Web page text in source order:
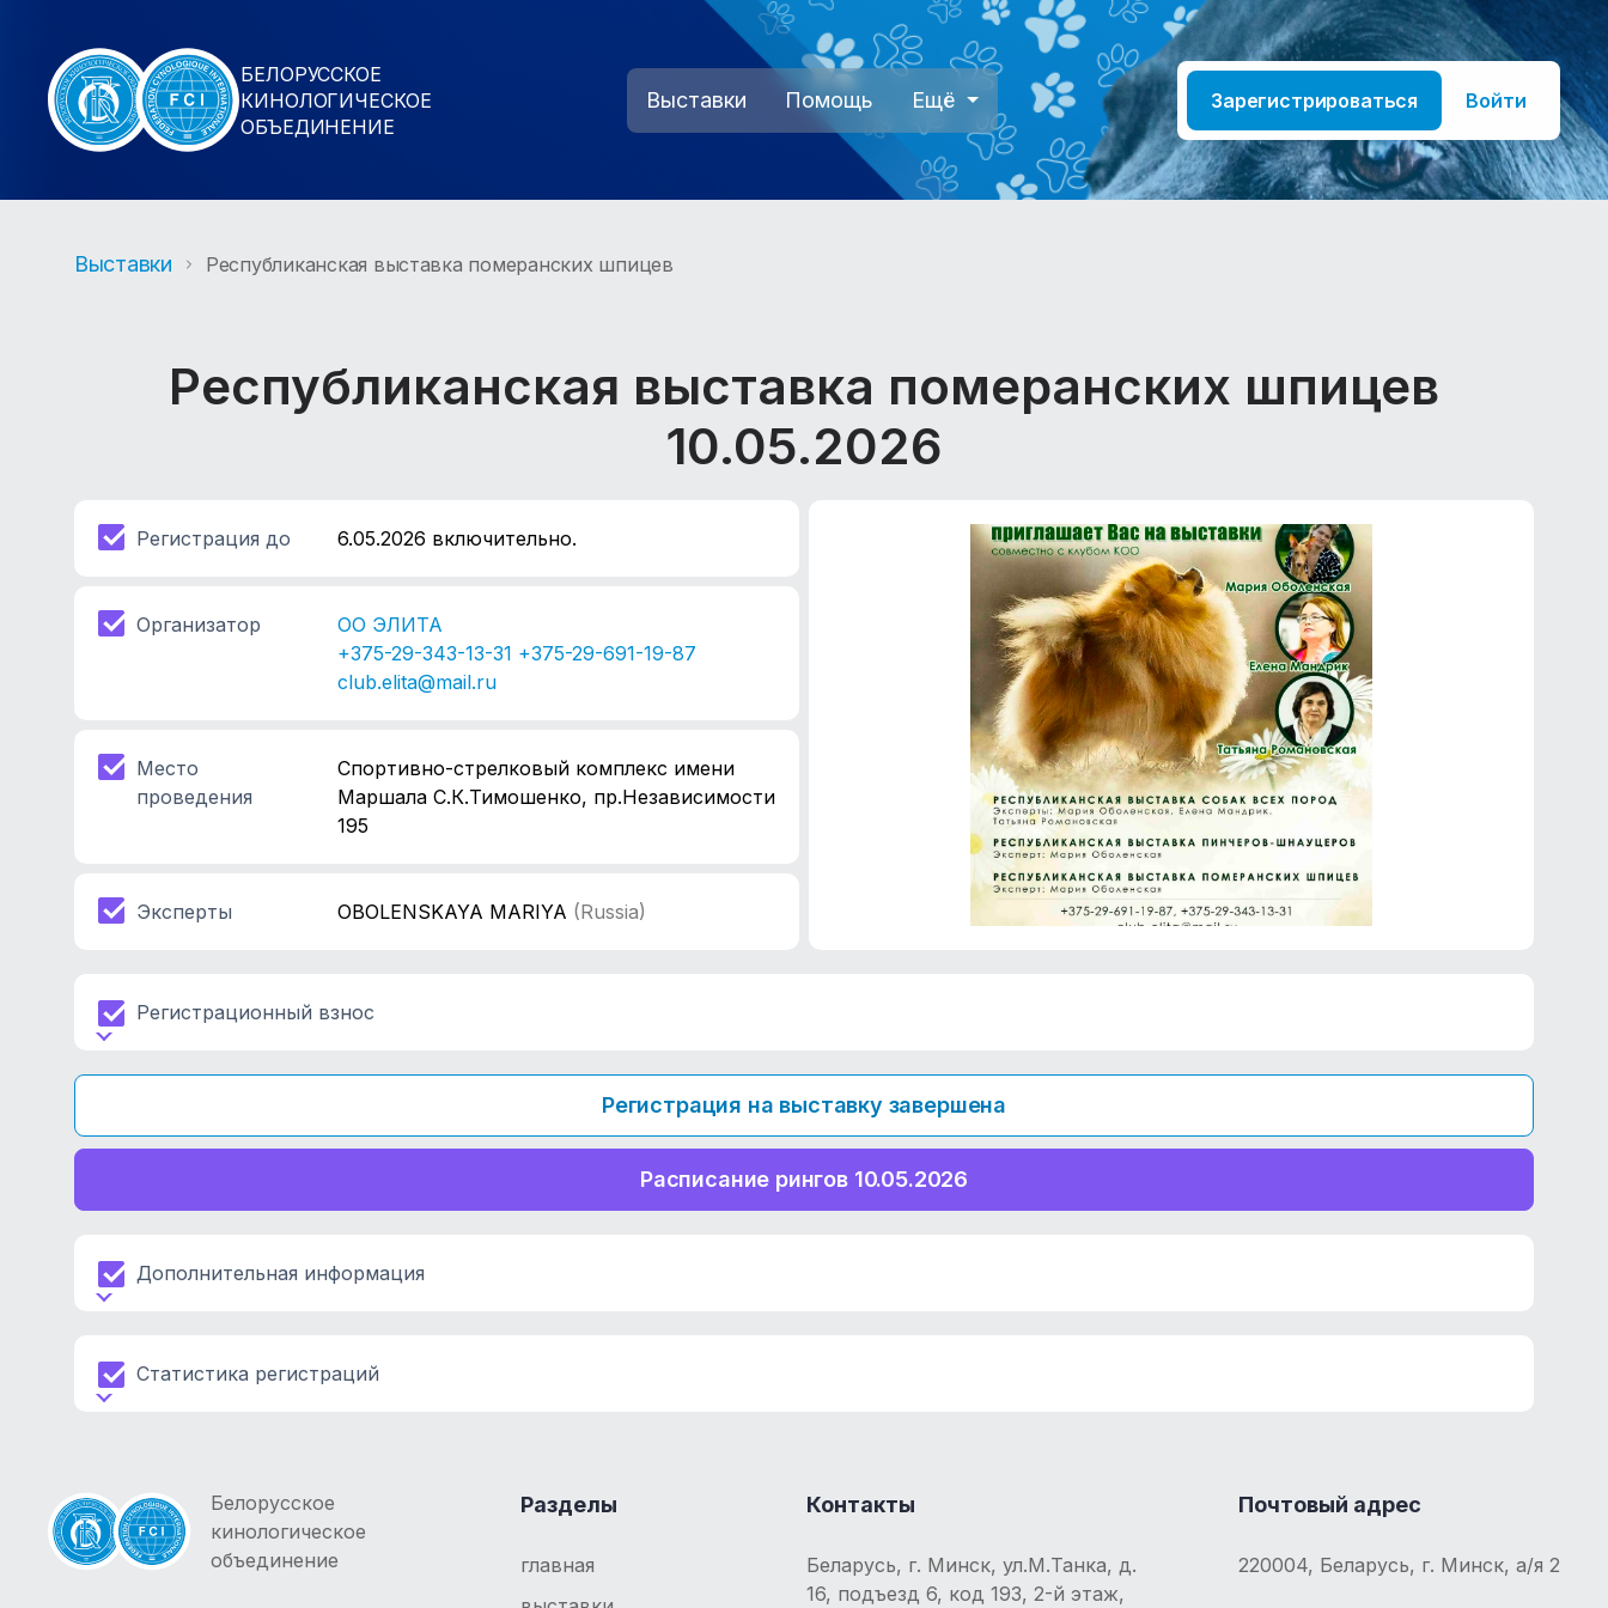
БЕЛОРУССКОЕ
КИНОЛОГИЧЕСКОЕ
ОБЪЕДИНЕНИЕ
Выставки Помощь Ещё Зарегистрироваться Войти
Выставки Республиканская выставка померанских шпицев
Республиканская выставка померанских шпицев
10.05.2026
Регистрация до 6.05.2026 включительно.
Организатор
ОО ЭЛИТА
+375-29-343-13-31 +375-29-691-19-87
club.elita@mail.ru
Место
проведения
Спортивно-стрелковый комплекс имени
Маршала С.К.Тимошенко, пр.Независимости
195
Эксперты OBOLENSKAYA MARIYA (Russia)
Регистрационный взнос
Регистрация на выставку завершена
Расписание рингов 10.05.2026
Дополнительная информация
Статистика регистраций
Белорусское
кинологическое
объединение
Разделы
главная
Контакты
Беларусь, г. Минск, ул.М.Танка, д.
16, подъезд 6, код 193, 2-й этаж,
Почтовый адрес
220004, Беларусь, г. Минск, а/я 2